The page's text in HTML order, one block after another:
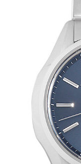
全てのブランドを見
る